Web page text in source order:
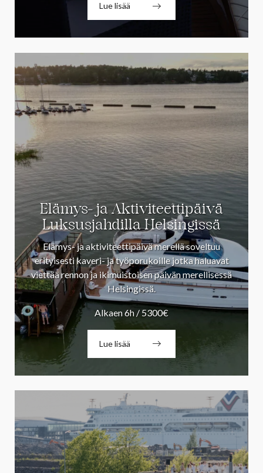
Lue lisää
Elämys- ja Aktiviteettipäivä
Luksusjahdilla Helsingissä
Elämys- ja aktiviteettipäivä merellä soveltuu
erityisesti kaveri- ja työporukoille jotka haluavat
viettää rennon ja ikimuistoisen päivän merellisessä
Helsingissä.
Alkaen 6h / 5300€
Lue lisää